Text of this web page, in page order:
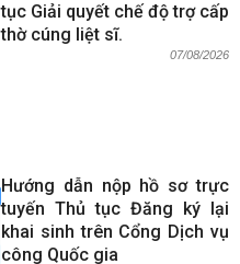
tục Giải quyết chế độ trợ cấp
thờ cúng liệt sĩ.
07/08/2026
Hướng dẫn nộp hồ sơ trực
tuyến Thủ tục Đăng ký lại
khai sinh trên Cổng Dịch vụ
công Quốc gia